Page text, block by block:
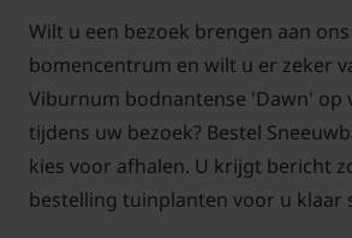
voorjaar, wanneer de plant in rust is.
Veelgestelde vragen
bodnantense 'Dawn':
Wilt u een bezoek brengen aan
bomencentrum en wilt u er zeker
Viburnum bodnantense 'Dawn' op
tijdens uw bezoek? Bestel
kies voor afhalen. U krijgt bericht
bestelling tuinplanten voor u klaar